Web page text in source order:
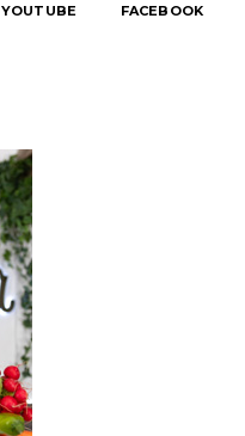
YOUTUBE FACEBOOK